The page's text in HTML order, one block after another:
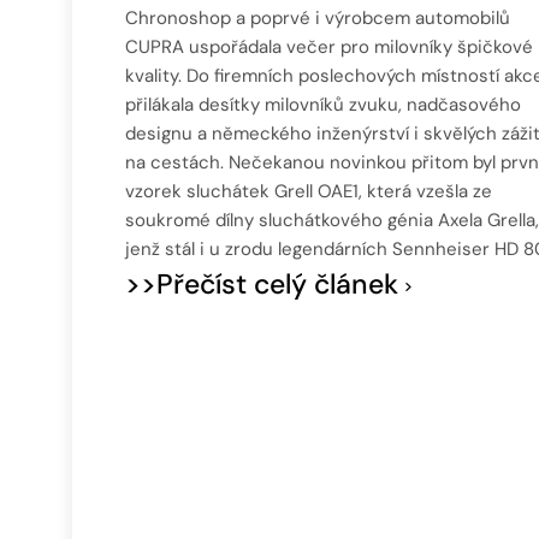
Chronoshop a poprvé i výrobcem automobilů
CUPRA uspořádala večer pro milovníky špičkové
kvality. Do firemních poslechových místností
přilákala desítky milovníků zvuku, nadčasového
designu a německého inženýrství i skvělých
na cestách. Nečekanou novinkou přitom byl
vzorek sluchátek Grell OAE1, která vzešla ze
soukromé dílny sluchátkového génia Axela Grella,
jenž stál i u zrodu legendárních Sennheiser HD
>>Přečíst celý článek